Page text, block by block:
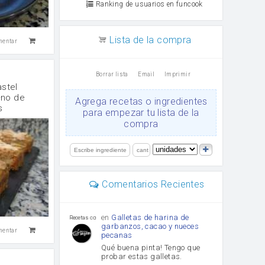
de
Ranking de usuarios en funcook
Lista de la compra
Borrar lista Email Imprimir
Agrega recetas o ingredientes
para empezar tu lista de la
compra
Comentarios Recientes
Recetas con sazon
en Galletas de harina de
garbanzos, cacao y nueces
pecanas
Qué buena pinta! Tengo que
probar estas galletas.